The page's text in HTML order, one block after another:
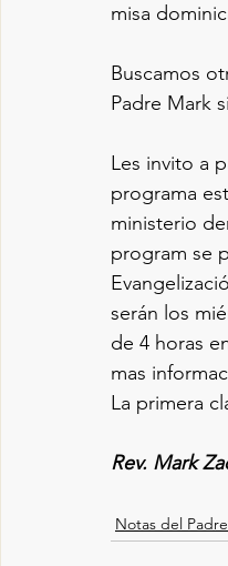
misa
Buscamos
Padre Mark
Les invito a
programa
ministerio
program se
serán los
de 4 horas
mas
La primera
Rev. Mark
Notas del